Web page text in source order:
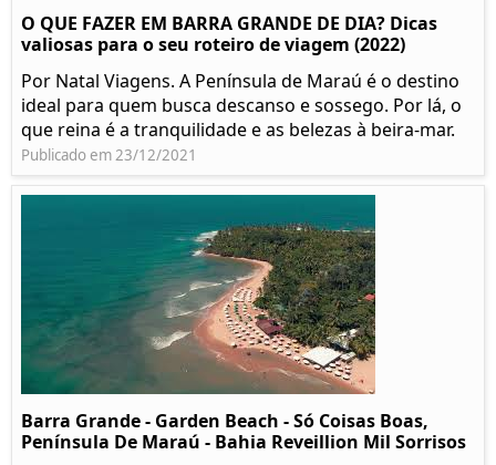
O QUE FAZER EM BARRA GRANDE DE DIA? Dicas
valiosas para o seu roteiro de viagem (2022)
Por Natal Viagens. A Península de Maraú é o destino
ideal para quem busca descanso e sossego. Por lá, o
que reina é a tranquilidade e as belezas à beira-mar.
Publicado em 23/12/2021
Barra Grande - Garden Beach - Só Coisas Boas,
Península De Maraú - Bahia Reveillion Mil Sorrisos